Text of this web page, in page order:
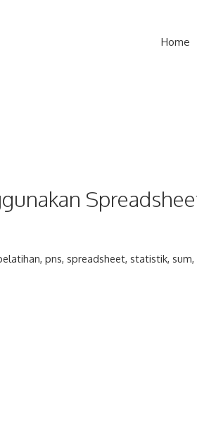
Home
,pns,spreadsheet,statistik,sum,